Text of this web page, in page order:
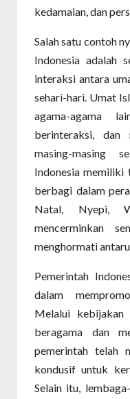
kedamaian, dan
Salah satu contoh
Indonesia adalah
interaksi antara
sehari-hari. Umat
agama-agama
berinteraksi, dan
masing-masing
Indonesia memiliki
berbagi dalam
Natal, Nyepi,
mencerminkan
menghormati
Pemerintah
dalam
Melalui kebijakan
beragama dan
pemerintah telah
kondusif untuk
Selain itu,